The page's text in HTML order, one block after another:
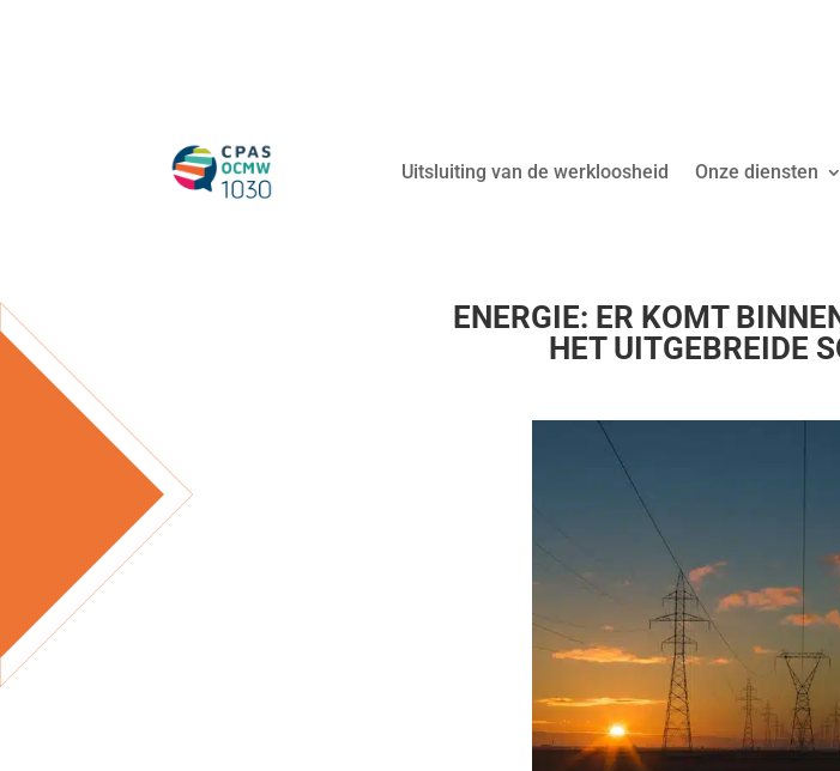
Uitsluiting van de werkloosheid Onze diensten
ENERGIE: ER KOMT
HET UITGEBREIDE